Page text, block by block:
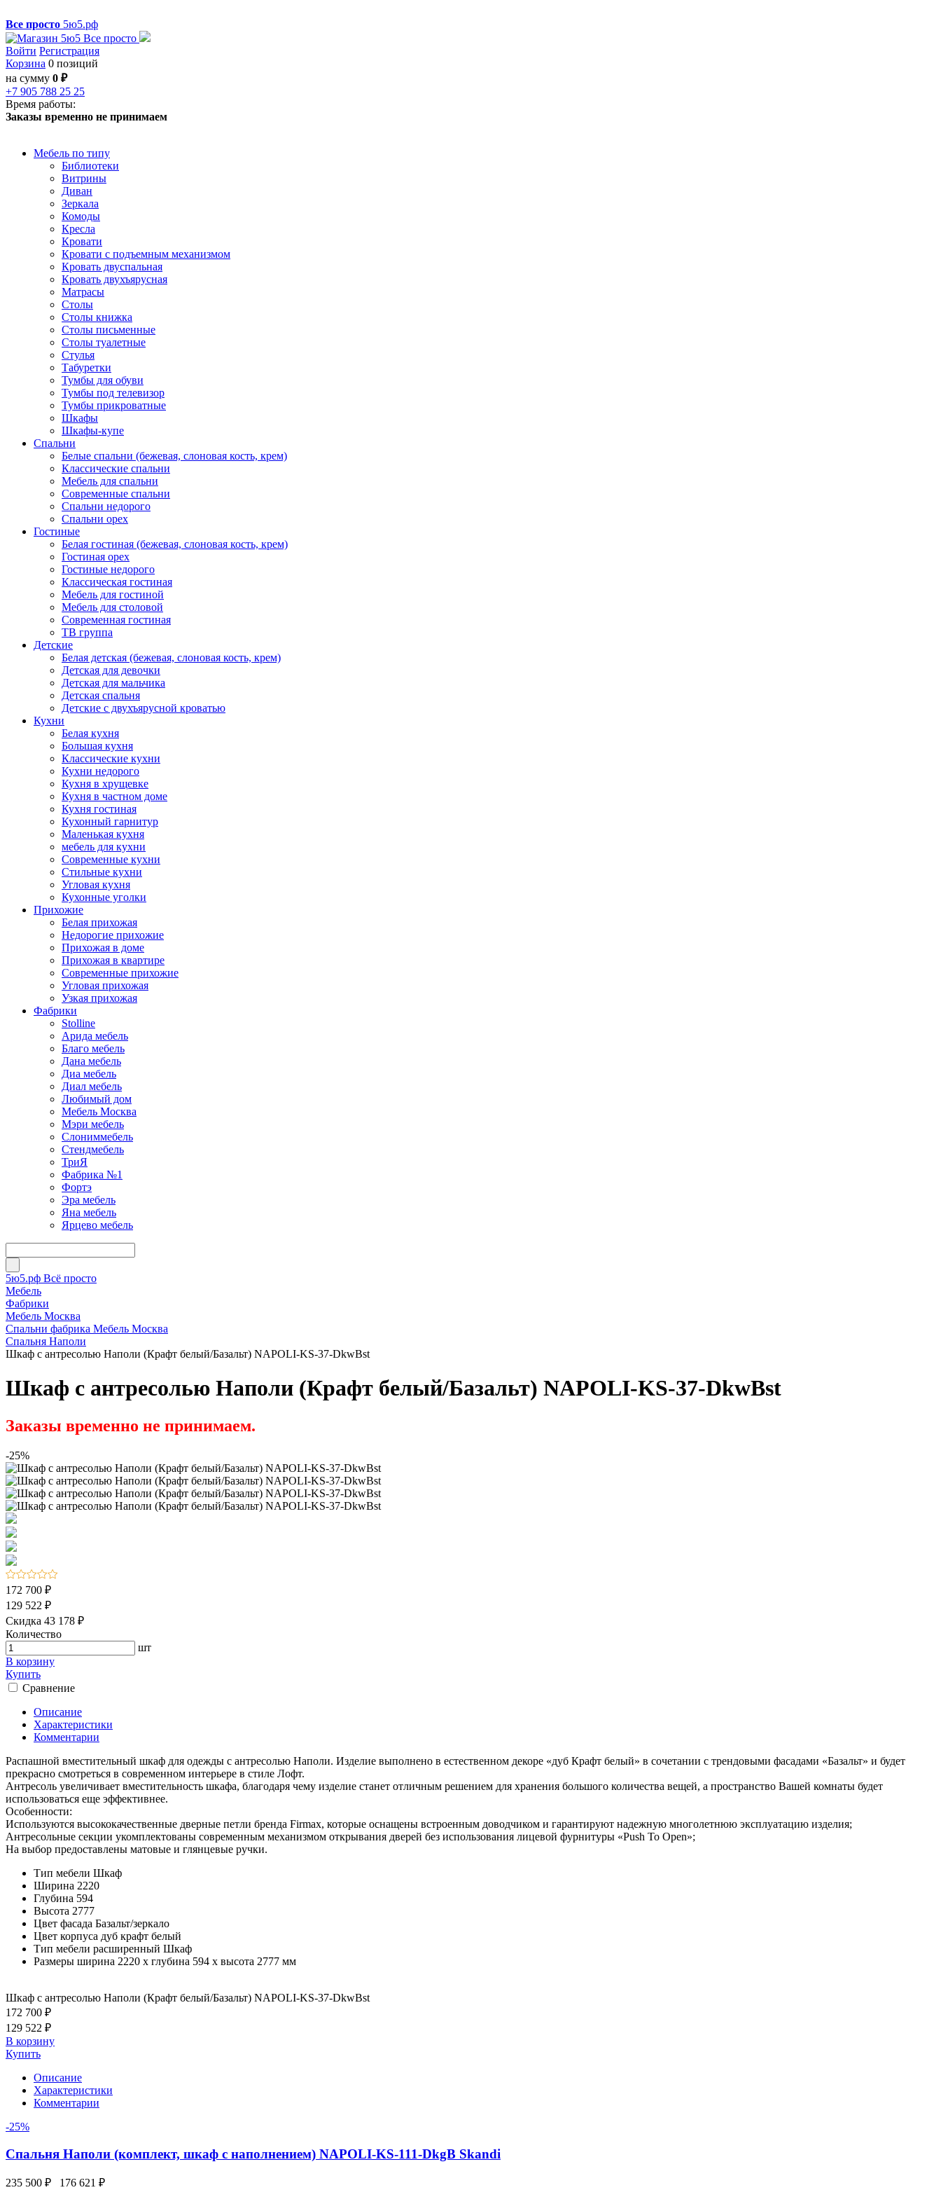
Все просто 5ю5.рф
Войти Регистрация
Корзина 0 позиций
на сумму 0 ₽
+7 905 788 25 25
Время работы:
Заказы временно не принимаем
Мебель по типу
Библиотеки
Витрины
Диван
Зеркала
Комоды
Кресла
Кровати
Кровати с подъемным механизмом
Кровать двуспальная
Кровать двухъярусная
Матрасы
Столы
Столы книжка
Столы письменные
Столы туалетные
Стулья
Табуретки
Тумбы для обуви
Тумбы под телевизор
Тумбы прикроватные
Шкафы
Шкафы-купе
Спальни
Белые спальни (бежевая, слоновая кость, крем)
Классические спальни
Мебель для спальни
Современные спальни
Спальни недорого
Спальни орех
Гостиные
Белая гостиная (бежевая, слоновая кость, крем)
Гостиная орех
Гостиные недорого
Классическая гостиная
Мебель для гостиной
Мебель для столовой
Современная гостиная
ТВ группа
Детские
Белая детская (бежевая, слоновая кость, крем)
Детская для девочки
Детская для мальчика
Детская спальня
Детские с двухъярусной кроватью
Кухни
Белая кухня
Большая кухня
Классические кухни
Кухни недорого
Кухня в хрущевке
Кухня в частном доме
Кухня гостиная
Кухонный гарнитур
Маленькая кухня
мебель для кухни
Современные кухни
Стильные кухни
Угловая кухня
Кухонные уголки
Прихожие
Белая прихожая
Недорогие прихожие
Прихожая в доме
Прихожая в квартире
Современные прихожие
Угловая прихожая
Узкая прихожая
Фабрики
Stolline
Арида мебель
Благо мебель
Дана мебель
Диа мебель
Диал мебель
Любимый дом
Мебель Москва
Мэри мебель
Слониммебель
Стендмебель
ТриЯ
Фабрика №1
Фортэ
Эра мебель
Яна мебель
Ярцево мебель
5ю5.рф Всё просто
Мебель
Фабрики
Мебель Москва
Спальни фабрика Мебель Москва
Спальня Наполи
Шкаф с антресолью Наполи (Крафт белый/Базальт) NAPOLI-KS-37-DkwBst
Шкаф с антресолью Наполи (Крафт белый/Базальт) NAPOLI-KS-37-DkwBst
Заказы временно не принимаем.
-25%
172 700 ₽
129 522 ₽
Скидка 43 178 ₽
Количество
шт
В корзину
Купить
Сравнение
Описание
Характеристики
Комментарии
Распашной вместительный шкаф для одежды с антресолью Наполи. Изделие выполнено в естественном декоре «дуб Крафт белый» в сочетании с трендовыми фасадами «Базальт» и будет
прекрасно смотреться в современном интерьере в стиле Лофт.
Антресоль увеличивает вместительность шкафа, благодаря чему изделие станет отличным решением для хранения большого количества вещей, а пространство Вашей комнаты будет
использоваться еще эффективнее.
Особенности:
Используются высококачественные дверные петли бренда Firmax, которые оснащены встроенным доводчиком и гарантируют надежную многолетнюю эксплуатацию изделия;
Антресольные секции укомплектованы современным механизмом открывания дверей без использования лицевой фурнитуры «Push To Open»;
На выбор предоставлены матовые и глянцевые ручки.
Тип мебели Шкаф
Ширина 2220
Глубина 594
Высота 2777
Цвет фасада Базальт/зеркало
Цвет корпуса дуб крафт белый
Тип мебели расширенный Шкаф
Размеры ширина 2220 x глубина 594 x высота 2777 мм
Шкаф с антресолью Наполи (Крафт белый/Базальт) NAPOLI-KS-37-DkwBst
172 700 ₽
129 522 ₽
В корзину
Купить
Описание
Характеристики
Комментарии
-25%
Спальня Наполи (комплект, шкаф с наполнением) NAPOLI-KS-111-DkgB Skandi
235 500 ₽ 176 621 ₽